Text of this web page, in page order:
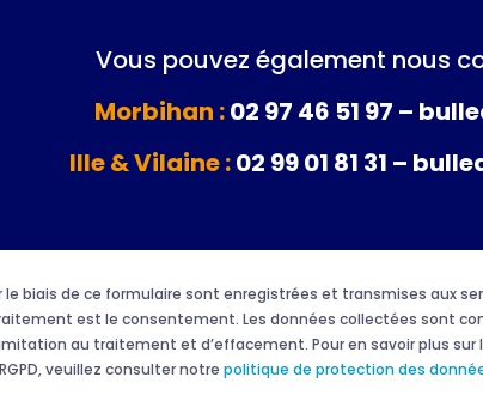
Vous pouvez également nous
Morbihan :02 97 46 51 97 –
Ille & Vilaine :02 99 01 81 31 –
biais de ce formulaire sont enregistrées et transmises aux
est le consentement. Les données collectées sont
au traitement et d’effacement. Pour en savoir plus
veuillez consulter notrepolitique de protection des